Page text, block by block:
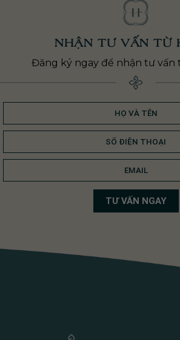
NHẬN TƯ VẤN TỪ
Đăng ký ngay để nhận tư vấn